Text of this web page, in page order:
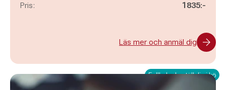
Pris: 1835:-
Läs mer och anmäl dig
Fullbokad - ställ dig i kö